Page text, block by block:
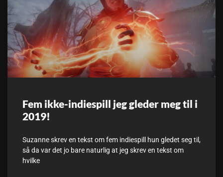
Fem ikke-indiespill jeg gleder meg til i
2019!
Suzanne skrev en tekst om fem indiespill hun gledet seg til,
så da var det jo bare naturlig at jeg skrev en tekst om
hvilke